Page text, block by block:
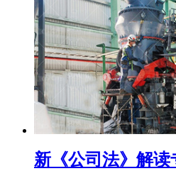
新《公司法》解